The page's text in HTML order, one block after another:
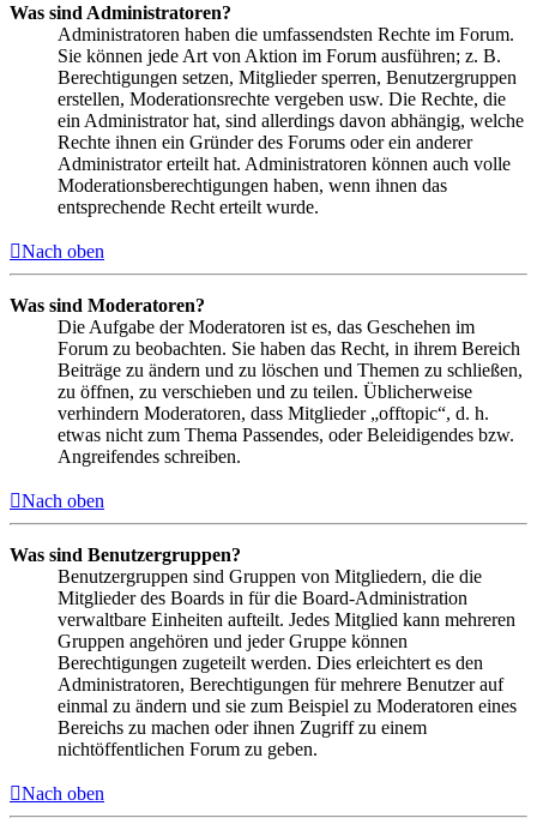
Was sind Administratoren?
Administratoren haben die umfassendsten Rechte im Forum.
Sie können jede Art von Aktion im Forum ausführen; z. B.
Berechtigungen setzen, Mitglieder sperren, Benutzergruppen
erstellen, Moderationsrechte vergeben usw. Die Rechte, die
ein Administrator hat, sind allerdings davon abhängig, welche
Rechte ihnen ein Gründer des Forums oder ein anderer
Administrator erteilt hat. Administratoren können auch volle
Moderationsberechtigungen haben, wenn ihnen das
entsprechende Recht erteilt wurde.
Nach oben
Was sind Moderatoren?
Die Aufgabe der Moderatoren ist es, das Geschehen im
Forum zu beobachten. Sie haben das Recht, in ihrem Bereich
Beiträge zu ändern und zu löschen und Themen zu schließen,
zu öffnen, zu verschieben und zu teilen. Üblicherweise
verhindern Moderatoren, dass Mitglieder „offtopic“, d. h.
etwas nicht zum Thema Passendes, oder Beleidigendes bzw.
Angreifendes schreiben.
Nach oben
Was sind Benutzergruppen?
Benutzergruppen sind Gruppen von Mitgliedern, die die
Mitglieder des Boards in für die Board-Administration
verwaltbare Einheiten aufteilt. Jedes Mitglied kann mehreren
Gruppen angehören und jeder Gruppe können
Berechtigungen zugeteilt werden. Dies erleichtert es den
Administratoren, Berechtigungen für mehrere Benutzer auf
einmal zu ändern und sie zum Beispiel zu Moderatoren eines
Bereichs zu machen oder ihnen Zugriff zu einem
nichtöffentlichen Forum zu geben.
Nach oben